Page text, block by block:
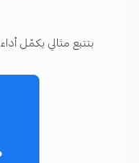
بتتبع مثالي